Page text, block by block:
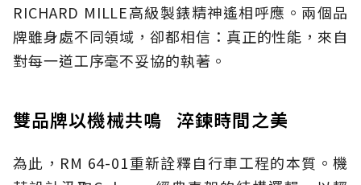
RICHARD MILLE高級製錶精神遙相呼應。兩個品
牌雖身處不同領域，卻都相信：真正的性能，來自
對每一道工序毫不妥協的執著。
雙品牌以機械共鳴 淬鍊時間之美
為此，RM 64-01重新詮釋自行車工程的本質。機